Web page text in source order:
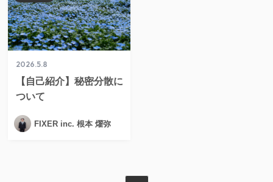
2026.5.8
【自己紹介】秘密分散に
ついて
FIXER inc. 根本 燿弥